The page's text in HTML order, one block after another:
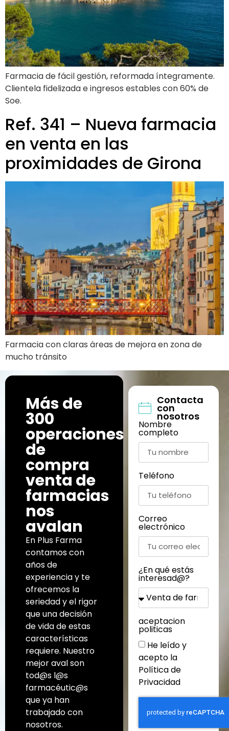
Farmacia de fácil gestión, reformada íntegramente.
Clientela fidelizada e ingresos estables con 60% de
Soe.
Ref. 341 – Nueva farmacia
en venta en las
proximidades de Girona
Farmacia con claras áreas de mejora en zona de
mucho tránsito
Más de
300
operaciones
de
compra
venta de
farmacias
nos
avalan
En Plus Farma
contamos con
años de
experiencia y te
ofrecemos la
seriedad y el rigor
que una decisión
de vida de estas
características
requiere. Nuestro
mejor aval son
tod@s l@s
farmacéutic@s
que ya han
trabajado con
nosotros.
Contacta
con
nosotros
Nombre
completo
Teléfono
Correo
electrónico
¿En qué estás
interesad@?
aceptacion
politicas
He leído y
acepto la
Política de
Privacidad